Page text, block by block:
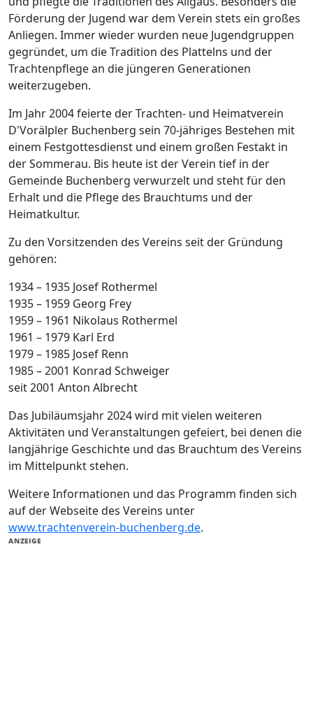
Förderung der Jugend war dem Verein stets ein großes
Anliegen. Immer wieder wurden neue Jugendgruppen
gegründet, um die Tradition des Plattelns und der
Trachtenpflege an die jüngeren Generationen
weiterzugeben.
Im Jahr 2004 feierte der Trachten- und Heimatverein
D'Vorälpler Buchenberg sein 70-jähriges Bestehen mit
einem Festgottesdienst und einem großen Festakt in
der Sommerau. Bis heute ist der Verein tief in der
Gemeinde Buchenberg verwurzelt und steht für den
Erhalt und die Pflege des Brauchtums und der
Heimatkultur.
Zu den Vorsitzenden des Vereins seit der Gründung
gehören:
1934 – 1935 Josef Rothermel
1935 – 1959 Georg Frey
1959 – 1961 Nikolaus Rothermel
1961 – 1979 Karl Erd
1979 – 1985 Josef Renn
1985 – 2001 Konrad Schweiger
seit 2001 Anton Albrecht
Das Jubiläumsjahr 2024 wird mit vielen weiteren
Aktivitäten und Veranstaltungen gefeiert, bei denen die
langjährige Geschichte und das Brauchtum des Vereins
im Mittelpunkt stehen.
Weitere Informationen und das Programm finden sich
auf der Webseite des Vereins unter
www.trachtenverein-buchenberg.de.
ANZEIGE